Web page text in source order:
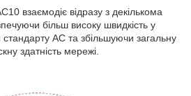
взаємодіє відразу з декількома
більш високу швидкість у
стандарту AC та збільшуючи загальну
здатність мережі.